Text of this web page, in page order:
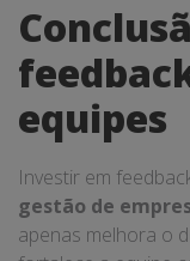
equipes
Investir em
gestão de
apenas melhora o